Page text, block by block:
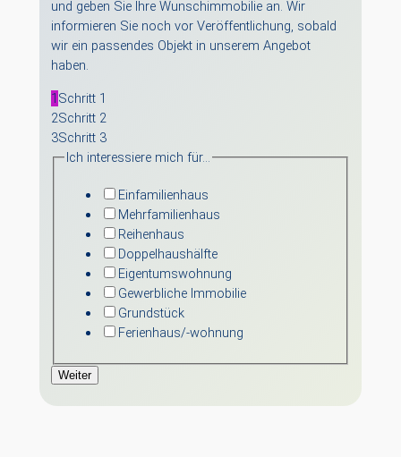
und geben Sie Ihre Wunschimmobilie an. Wir
informieren Sie noch vor Veröffentlichung, sobald
wir ein passendes Objekt in unserem Angebot
haben.
1 Schritt 1
2Schritt 2
3Schritt 3
Ich interessiere mich für…
Einfamilienhaus
Mehrfamilienhaus
Reihenhaus
Doppelhaushälfte
Eigentumswohnung
Gewerbliche Immobilie
Grundstück
Ferienhaus/-wohnung
Weiter